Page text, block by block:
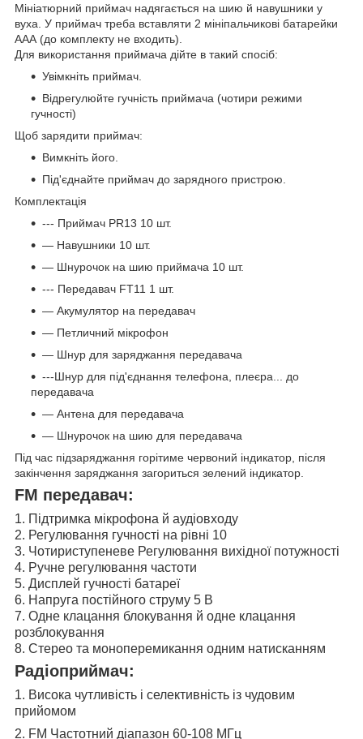
Мініатюрний приймач надягається на шию й навушники у
вуха. У приймач треба вставляти 2 мініпальчикові батарейки
ААА (до комплекту не входить).
Для використання приймача дійте в такий спосіб:
Увімкніть приймач.
Відрегулюйте гучність приймача (чотири режими
гучності)
Щоб зарядити приймач:
Вимкніть його.
Під'єднайте приймач до зарядного пристрою.
Комплектація
--- Приймач PR13 10 шт.
— Навушники 10 шт.
— Шнурочок на шию приймача 10 шт.
--- Передавач FT11 1 шт.
— Акумулятор на передавач
— Петличний мікрофон
— Шнур для заряджання передавача
---Шнур для під'єднання телефона, плеєра... до
передавача
— Антена для передавача
— Шнурочок на шию для передавача
Під час підзаряджання горітиме червоний індикатор, після
закінчення заряджання загориться зелений індикатор.
FM передавач:
1. Підтримка мікрофона й аудіовходу
2. Регулювання гучності на рівні 10
3. Чотириступеневе Регулювання вихідної потужності
4. Ручне регулювання частоти
5. Дисплей гучності батареї
6. Напруга постійного струму 5 В
7. Одне клацання блокування й одне клацання
розблокування
8. Стерео та моноперемикання одним натисканням
Радіоприймач:
1. Висока чутливість і селективність із чудовим
прийомом
2. FM Частотний діапазон 60-108 МГц